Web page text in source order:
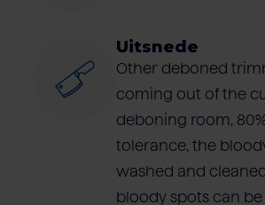
Uitsnede
Other deboned
coming out of the
deboning room,
tolerance, the
washed and
bloody spots can